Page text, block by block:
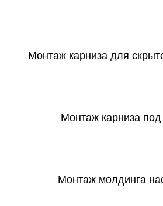
Монтаж карниза для
Монтаж карниза
Монтаж молдинга